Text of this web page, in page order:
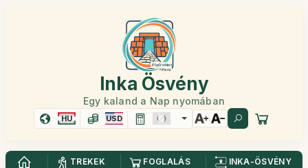
Inka Ösvény
Egy kaland a Nap nyomában
HU USD
TREKEK FOGLALÁS
INKA-ÖSVÉNY